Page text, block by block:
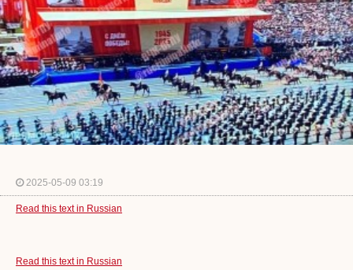
2025-05-09 03:19
Read this text in Russian
Read this text in Russian